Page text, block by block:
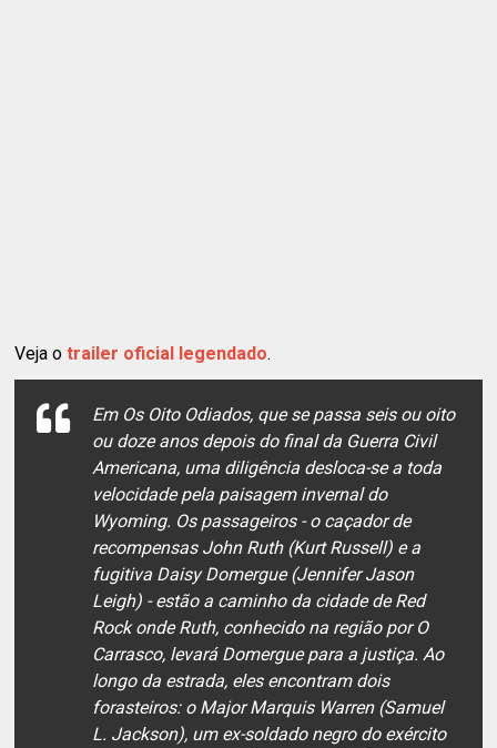
Veja otrailer oficial legendado.
Em Os Oito Odiados, que se passa seis ou oito
ou doze anos depois do final da Guerra Civil
Americana, uma diligência desloca-se a toda
velocidade pela paisagem invernal do
Wyoming. Os passageiros - o caçador de
recompensas John Ruth (Kurt Russell) e a
fugitiva Daisy Domergue (Jennifer Jason
Leigh) - estão a caminho da cidade de Red
Rock onde Ruth, conhecido na região por O
Carrasco, levará Domergue para a justiça. Ao
longo da estrada, eles encontram dois
forasteiros: o Major Marquis Warren (Samuel
L. Jackson), um ex-soldado negro do exército